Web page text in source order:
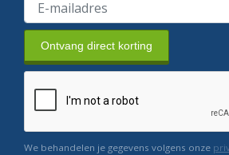
Ontvang direct korting
We behandelen je gegevens volgens onze